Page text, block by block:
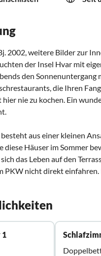
2002, weitere Bilder zur
der Insel Hvar mit
den
die Ihren
nie zu kochen. Ein
aus einer kleinen
diese Häuser im Sommer
das Leben auf den
PKW nicht direkt
1